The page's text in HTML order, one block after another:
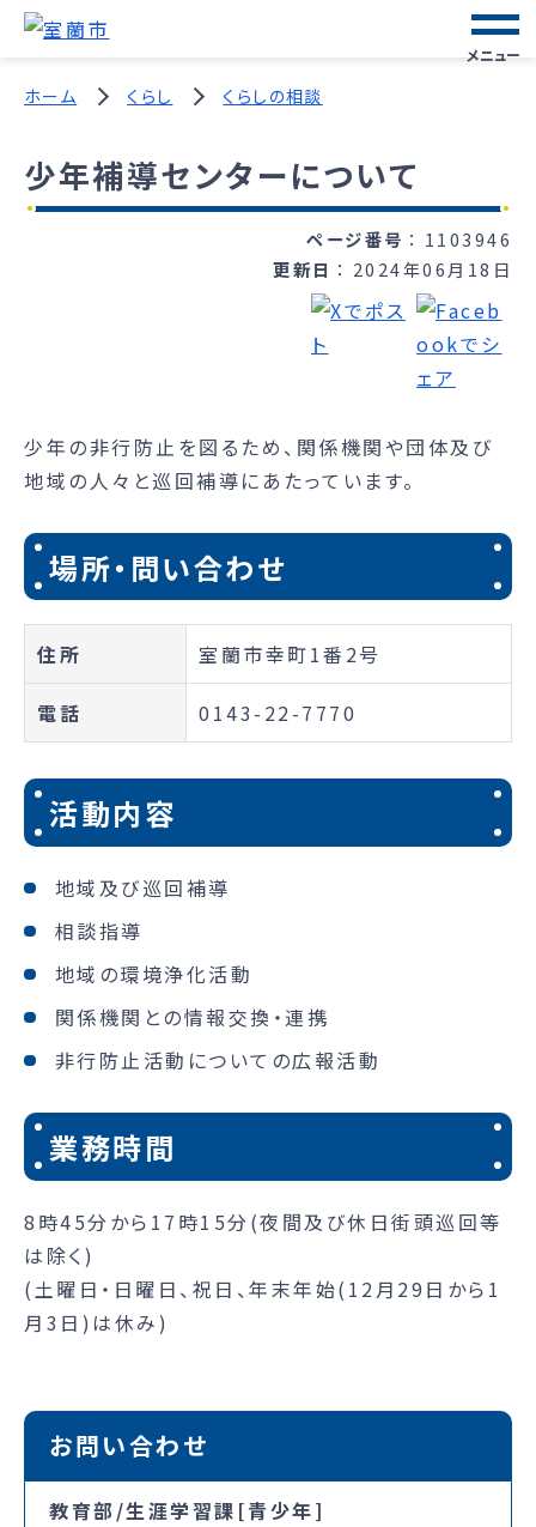
メニュー
ホーム くらし くらしの相談
少年補導センターについて
ページ番号
1103946
更新日
2024年06月18日
少年の非行防止を図るため、関係機関や団体及び
地域の人々と巡回補導にあたっています。
場所・問い合わせ
住所 室蘭市幸町1番2号
電話 0143-22-7770
活動内容
地域及び巡回補導
相談指導
地域の環境浄化活動
関係機関との情報交換・連携
非行防止活動についての広報活動
業務時間
8時45分から17時15分(夜間及び休日街頭巡回等
は除く)
(土曜日・日曜日、祝日、年末年始(12月29日から1
月3日)は休み)
お問い合わせ
教育部/生涯学習課[青少年]